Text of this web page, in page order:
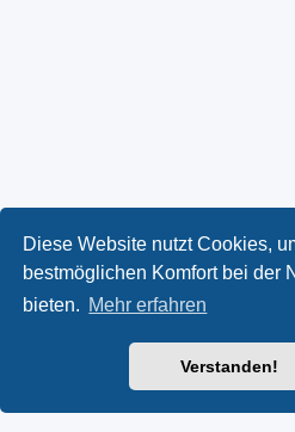
Diese Website nutzt Cookies,
bestmöglichen Komfort bei der
bieten. Mehr erfahren
Verstanden!